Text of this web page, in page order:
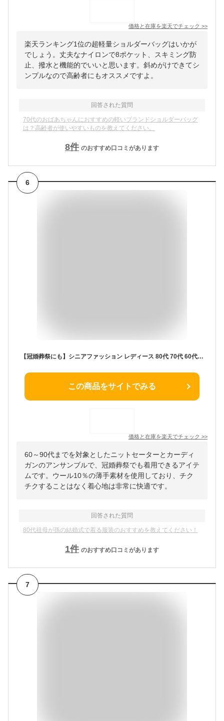
価格と在庫を楽天でチェック >>
楽天ランキング1位の超軽量ショルダーバッグはいかが
でしょう。丈夫なナイロンで8ポケット、スキミング防
止、撥水と機能的でいいと思います。斜めがけできてシ
ンプルなので高齢者にもオススメですよ。
回答された質問
70代のおばあちゃんにおすすめの軽いブランドショルダーバッグ
は？高齢者が使いやすいものを教えてください。
8件 のおすすめ口コミがあります
6
【冠婚葬祭にも】シニアファッション レディース 80代 70代 60代 90代 秋冬 あったか フォーマル ニットセーターとカーディガンのアンサンブル おばあちゃん 服プレゼント 婦人服 女性 ハイミセス ミセス 祖母 お年寄り 老人 高齢者 フォーマル 結婚式
この商品をサイトでみる
価格と在庫を楽天でチェック >>
60～90代までを対象としたニットセーターとカーディ
ガンのアンサンブルで、冠婚葬祭でも着用できるアイテ
ムです。ウール10％の薄手素材を使用しており、チク
チクすることはなく着心地は非常に快適です。
回答された質問
80代祖母が孫の結婚式で着る服装のおすすめを教えてください！
1件 のおすすめ口コミがあります
7